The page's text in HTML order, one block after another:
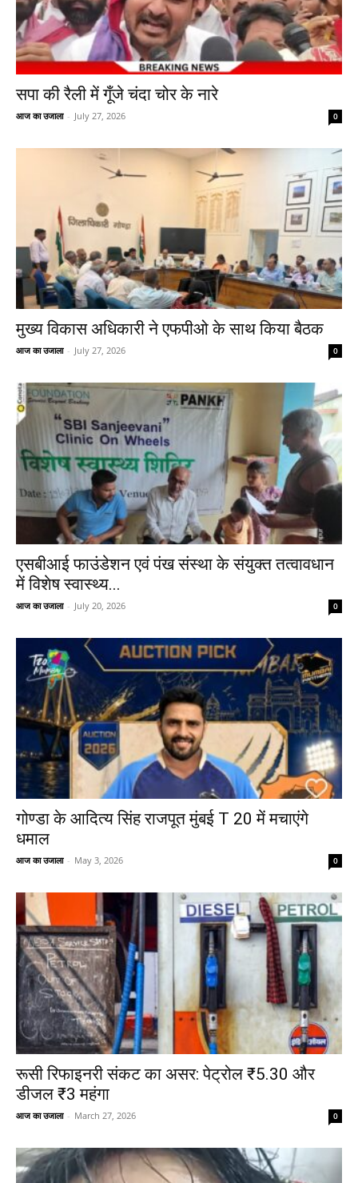
सपा की रैली में गूँजे चंदा चोर के नारे
आज का उजाला - July 27, 2026 0
मुख्य विकास अधिकारी ने एफपीओ के साथ किया बैठक
आज का उजाला - July 27, 2026 0
एसबीआई फाउंडेशन एवं पंख संस्था के संयुक्त तत्वावधान
में विशेष स्वास्थ्य...
आज का उजाला - July 20, 2026 0
गोण्डा के आदित्य सिंह राजपूत मुंबई T 20 में मचाएंगे
धमाल
आज का उजाला - May 3, 2026 0
रूसी रिफाइनरी संकट का असर: पेट्रोल ₹5.30 और
डीजल ₹3 महंगा
आज का उजाला - March 27, 2026 0